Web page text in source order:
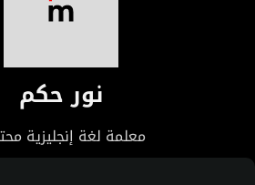
نور حكم
معلمة لغة إنجليزية